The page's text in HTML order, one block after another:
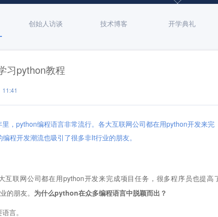
创始人访谈 技术博客 开学典礼
习python教程
11:41
，python编程语言非常流行。各大互联网公司都在用python开发来完
程开发潮流也吸引了很多非It行业的朋友。
互联网公司都在用python开发来完成项目任务，很多程序员也提高
的朋友。 为什么python在众多编程语言中脱颖而出？
言。